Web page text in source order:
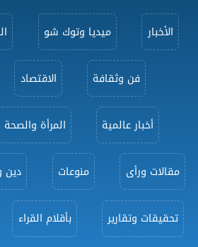
الأخبار ميديا وتوك شو
فن وثقافة الاقتصاد
أخبار عالمية المرأة والصحة
مقالات ورأى منوعات دين
تحقيقات وتقارير بأقلام القراء